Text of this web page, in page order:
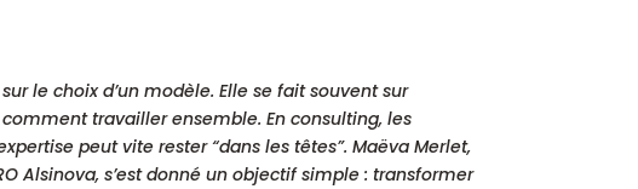
le choix d’un modèle. Elle se fait souvent sur
travailler ensemble. En consulting, les
peut vite rester “dans les têtes”. Maëva Merlet,
Alsinova, s’est donné un objectif simple : transformer